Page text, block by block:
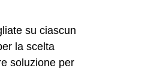
su ciascun
la scelta
soluzione per